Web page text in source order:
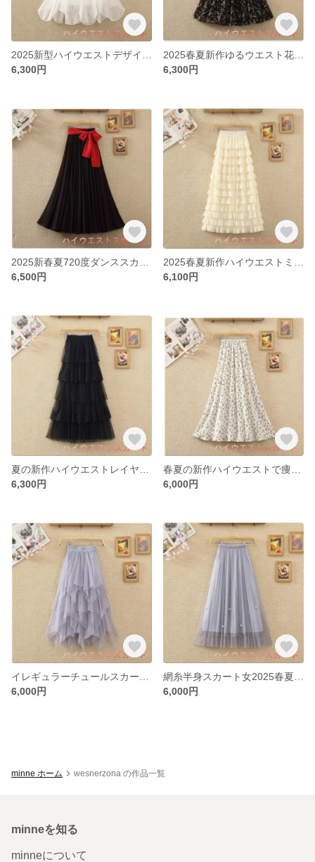
6,300円
6,300円
6,500円
6,100円
6,300円
6,000円
6,000円
6,000円
minne ホーム wesnerzona の作品一覧
minneを知る
minneについて